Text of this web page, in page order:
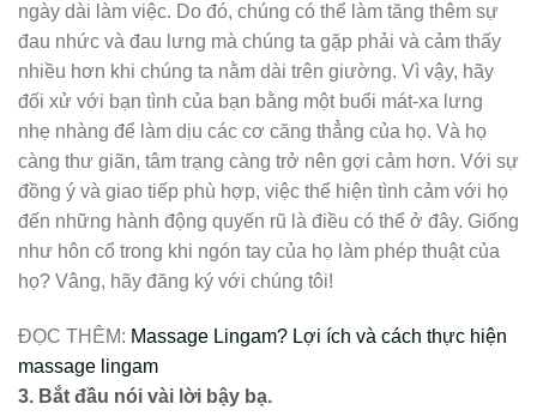
ngày dài làm việc. Do đó, chúng có thể làm tăng thêm sự
đau nhức và đau lưng mà chúng ta gặp phải và cảm thấy
nhiều hơn khi chúng ta nằm dài trên giường. Vì vậy, hãy
đối xử với bạn tình của bạn bằng một buổi mát-xa lưng
nhẹ nhàng để làm dịu các cơ căng thẳng của họ. Và họ
càng thư giãn, tâm trạng càng trở nên gợi cảm hơn. Với sự
đồng ý và giao tiếp phù hợp, việc thể hiện tình cảm với họ
đến những hành động quyến rũ là điều có thể ở đây. Giống
như hôn cổ trong khi ngón tay của họ làm phép thuật của
họ? Vâng, hãy đăng ký với chúng tôi!
ĐỌC THÊM: Massage Lingam? Lợi ích và cách thực hiện
massage lingam
3. Bắt đầu nói vài lời bậy bạ.